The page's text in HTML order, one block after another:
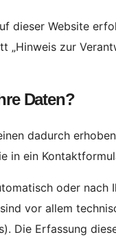
dieser Website
„Hinweis zur
Daten?
dadurch
in ein
oder nach
vor allem
Die Erfassung